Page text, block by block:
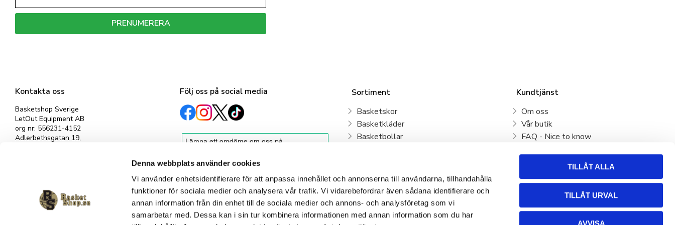
Denna webbplats använder cookies
Vi använder enhetsidentifierare för att anpassa innehållet och annonserna till användarna, tillhandahålla
funktioner för sociala medier och analysera vår trafik. Vi vidarebefordrar även sådana identifierare och
annan information från din enhet till de sociala medier och annons- och analysföretag som vi
samarbetar med. Dessa kan i sin tur kombinera informationen med annan information som du har
TILLÅT ALLA
TILLÅT URVAL
Kontakta oss
Basketshop Sverige
LetOut Equipment AB
org nr: 556231-4152
Adlerbethsgatan 19,
Följ oss på social media
Sortiment
Basketskor
Basketkläder
Basketbollar
Basketryggsäckar
Våra klubbar
Klubbshop
Kundtjänst
Om oss
Vår butik
FAQ - Nice to know
Hur handlar jag?
Policy och cookies
Retur, byte och Reklamation
PRENUMERERA